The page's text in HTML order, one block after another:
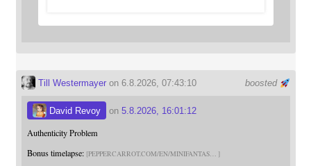
boosted
Till Westermayeron 6.8.2026, 07:43:10
David Revoy on 5.8.2026, 16:01:12
Authenticity Problem
Bonus timelapse: PEPPERCARROT.COM/EN/MINIFANTAS